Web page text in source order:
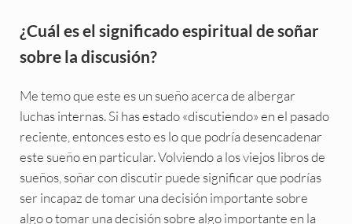
¿Cuál es el significado espiritual de soñar
sobre la discusión?
Me temo que este es un sueño acerca de albergar
luchas internas. Si has estado «discutiendo» en el pasado
reciente, entonces esto es lo que podría desencadenar
este sueño en particular. Volviendo a los viejos libros de
sueños, soñar con discutir puede significar que podrías
ser incapaz de tomar una decisión importante sobre
algo o tomar una decisión sobre algo importante en la